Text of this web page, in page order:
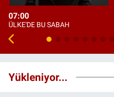
07:00
ÜLKE'DE BU SABAH
Yükleniyor...